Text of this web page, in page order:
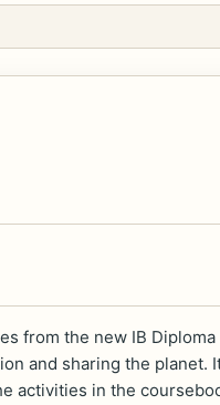
from the new IB
and sharing the planet.
activities in the